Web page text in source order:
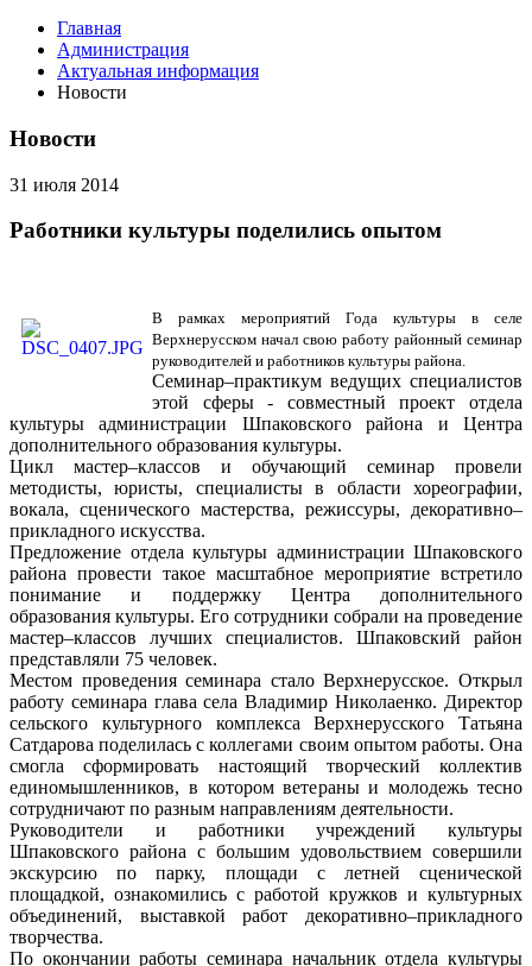
Главная
Администрация
Актуальная информация
Новости
Новости
31 июля 2014
Работники культуры поделились опытом
В рамках мероприятий Года культуры в селе
Верхнерусском начал свою работу районный семинар
руководителей и работников культуры района.
Семинар–практикум ведущих специалистов
этой сферы - совместный проект отдела
культуры администрации Шпаковского района и Центра
дополнительного образования культуры.
Цикл мастер–классов и обучающий семинар провели
методисты, юристы, специалисты в области хореографии,
вокала, сценического мастерства, режиссуры, декоративно–
прикладного искусства.
Предложение отдела культуры администрации Шпаковского
района провести такое масштабное мероприятие встретило
понимание и поддержку Центра дополнительного
образования культуры. Его сотрудники собрали на проведение
мастер–классов лучших специалистов. Шпаковский район
представляли 75 человек.
Местом проведения семинара стало Верхнерусское. Открыл
работу семинара глава села Владимир Николаенко. Директор
сельского культурного комплекса Верхнерусского Татьяна
Сатдарова поделилась с коллегами своим опытом работы. Она
смогла сформировать настоящий творческий коллектив
единомышленников, в котором ветераны и молодежь тесно
сотрудничают по разным направлениям деятельности.
Руководители и работники учреждений культуры
Шпаковского района с большим удовольствием совершили
экскурсию по парку, площади с летней сценической
площадкой, ознакомились с работой кружков и культурных
объединений, выставкой работ декоративно–прикладного
творчества.
По окончании работы семинара начальник отдела культуры